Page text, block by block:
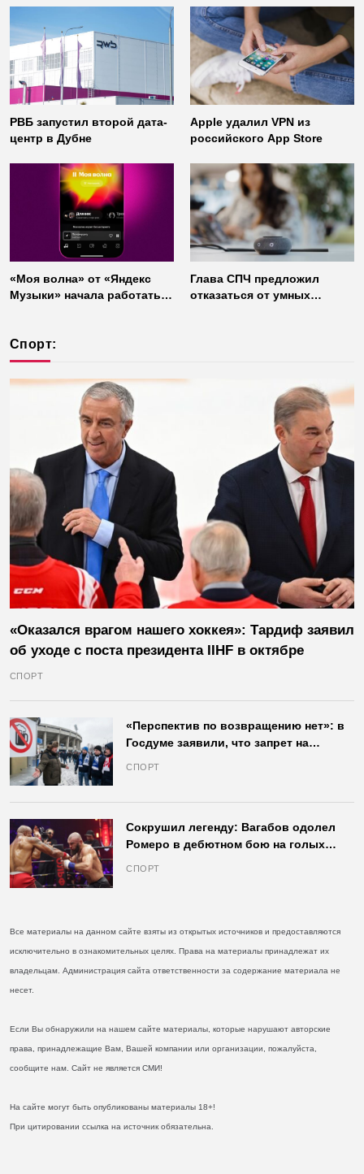
неофициальных клиентов
мессенджера
РВБ запустил второй дата-
центр в Дубне
Apple удалил VPN из
российского App Store
«Моя волна» от «Яндекс
Музыки» начала работать
Глава СПЧ предложил
отказаться от умных
Спорт:
«Оказался врагом нашего хоккея»: Тардиф заявил
об уходе с поста президента IIHF в октябре
СПОРТ
«Перспектив по возвращению нет»: в
Госдуме заявили, что запрет на
СПОРТ
Сокрушил легенду: Вагабов одолел
Ромеро в дебютном бою на голых
СПОРТ
Все материалы на данном сайте взяты из открытых источников и предоставляются
исключительно в ознакомительных целях. Права на материалы принадлежат их
владельцам. Администрация сайта ответственности за содержание материала не
несет.
Если Вы обнаружили на нашем сайте материалы, которые нарушают авторские
права, принадлежащие Вам, Вашей компании или организации, пожалуйста,
сообщите нам. Сайт не является СМИ!
На сайте могут быть опубликованы материалы 18+!
При цитировании ссылка на источник обязательна.